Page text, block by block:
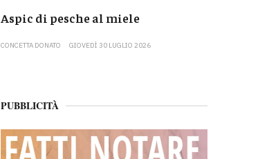
Aspic di pesche al miele
CONCETTA DONATO GIOVEDÌ 30 LUGLIO 2026
PUBBLICITÀ